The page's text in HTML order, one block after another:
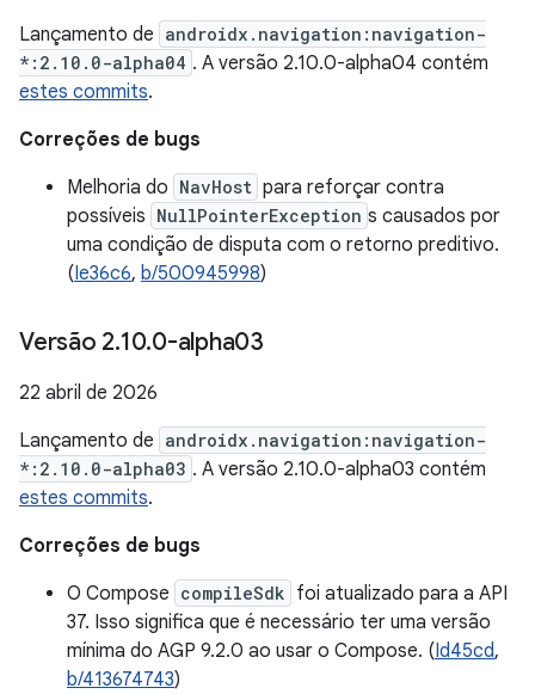
Lançamento de androidx.navigation:navigation-
*:2.10.0-alpha04 . A versão 2.10.0-alpha04 contém
estes commits.
Correções de bugs
Melhoria do NavHost para reforçar contra
possíveis NullPointerException s causados por
uma condição de disputa com o retorno preditivo.
(Ie36c6, b/500945998)
Versão 2.10.0-alpha03
22 abril de 2026
Lançamento de androidx.navigation:navigation-
*:2.10.0-alpha03 . A versão 2.10.0-alpha03 contém
estes commits.
Correções de bugs
O Compose compileSdk foi atualizado para a API
37. Isso significa que é necessário ter uma versão
mínima do AGP 9.2.0 ao usar o Compose. (Id45cd,
b/413674743)